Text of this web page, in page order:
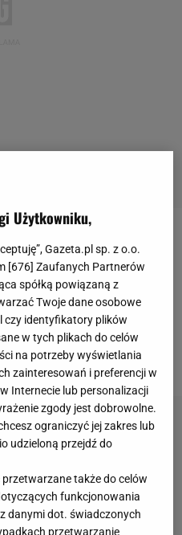
rozgrywki. Być może
świata, choć
Mamy trudną
nie wygraliśmy od 24
w rozmowie z
Użytkowniku,
Gazeta.pl sp. z o.o.
[676] Zaufanych Partnerów
spółką powiązaną z
Twoje dane osobowe
czy identyfikatory plików
w tych plikach do celów
na potrzeby wyświetlania
zainteresowań i preferencji w
Internecie lub personalizacji
zgody jest dobrowolne.
ograniczyć jej zakres lub
udzieloną przejdź do
także do celów
funkcjonowania
danymi dot. świadczonych
przetwarzanie